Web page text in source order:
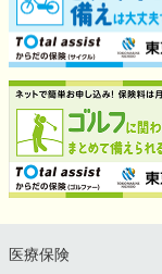
医療保険